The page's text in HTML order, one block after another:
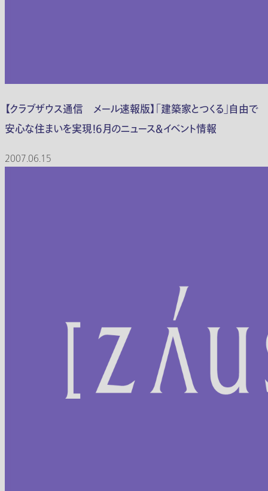
【クラブザウス通信 メール速報版】「建築家とつくる」自由で
安心な住まいを実現！6月のニュース＆イベント情報
2007.06.15